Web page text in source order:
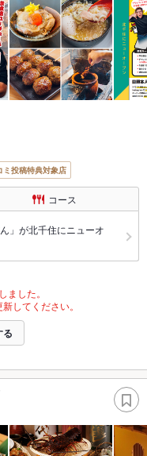
ミ投稿特典対象店
コース
」が北千住にニューオ
ました。
してください。
る